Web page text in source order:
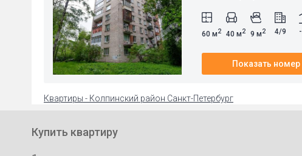
60 м2 40 м2 9 м2 4/9 -
Показать номер
Квартиры - Колпинский район Санкт-Петербург
Купить квартиру